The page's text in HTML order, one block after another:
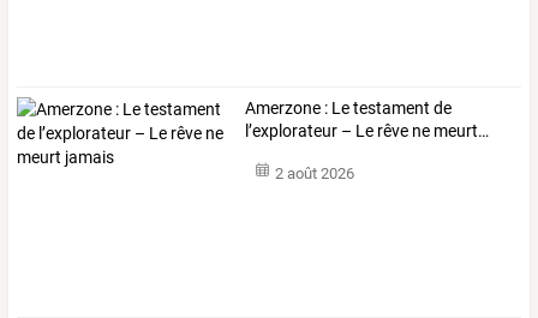
Amerzone : Letestament de
l’explorateur – Le rêve ne meurt…
2 août 2026